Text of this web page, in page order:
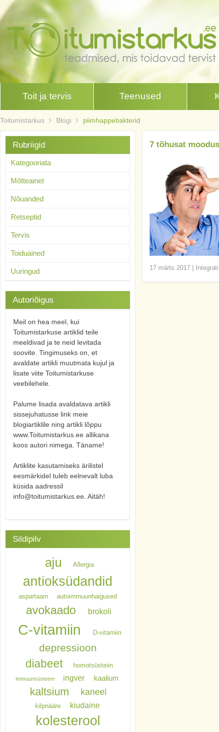
Toit ja tervis Teenused
Toitumistarkus Blogi piimhappebakterid
7 tõhusat
17 märts 2017
Rubriigid
Kategooriata
Mõtteainet
Nõuanded
Retseptid
Tervis
Toiduained
Uuringud
Autoriõigus
Meil on hea meel, kui
Toitumistarkuse artiklid teile
meeldivad ja te neid levitada
soovite. Tingimuseks on, et
avaldate artikli muutmata kujul ja
lisate viite Toitumistarkuse
veebilehele.
Palume lisada avaldatava artikli
sissejuhatusse link meie
blogiartiklile ning artikli lõppu
www.Toitumistarkus.ee allikana
koos autori nimega. Täname!
Artiklite kasutamiseks ärilistel
eesmärkidel tuleb eelnevalt luba
küsida aadressil
info@toitumistarkus.ee. Aitäh!
Sildipilv
aju Allergia
antioksüdandid
aspartaam autoimmuunhaigused
avokaado brokoli
C-vitamiin D-vitamiin
depressioon
diabeet homotsüsteiin
immuunsüsteem ingver kaalium
kaltsium kaneel
kilpnääre kiudaine
kolesterool